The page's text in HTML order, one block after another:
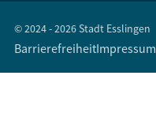
© 2024 - 2026 Stadt Esslingen
BarrierefreiheitImpressum